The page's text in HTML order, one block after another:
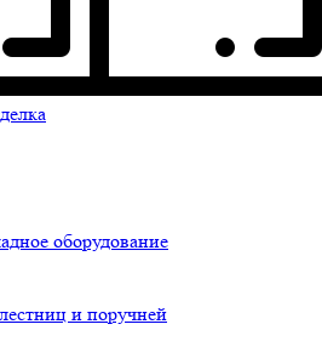
оборудование
и поручней